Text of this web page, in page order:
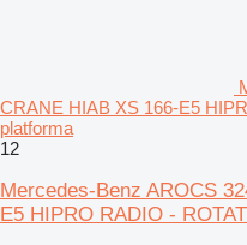
CRANE HIAB XS 166-E5
platforma
12
Mercedes-Benz AROCS
E5 HIPRO RADIO -